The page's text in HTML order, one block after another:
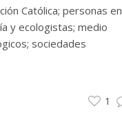
Católica; personas en
y ecologistas; medio
sociedades
1